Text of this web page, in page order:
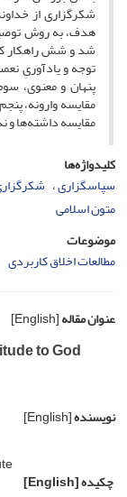
شکرگزاری از
هدف، به روش
شد و شش راهکار
توجه و یادآوریِ
پنهان و معنوی،
مقایسه وارونه،
مقایسه داشته‌ها و
کلیدواژه‌ها
سپاسگزاری
متون اسلامی
موضوعات
مطالعات اخلاق کاربردی
عنوان مقاله[English]
to God
نویسنده[English]
چکیده[English]